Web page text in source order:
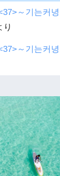
～기는커
り
～기는커